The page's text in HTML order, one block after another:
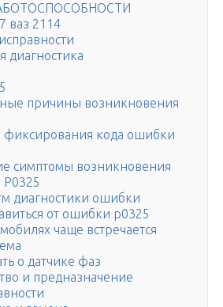
ваз 2114
диагностика
причины возникновения
фиксирования кода ошибки
симптомы возникновения
диагностики ошибки
от ошибки р0325
чаще встречается
о датчике фаз
и предназначение